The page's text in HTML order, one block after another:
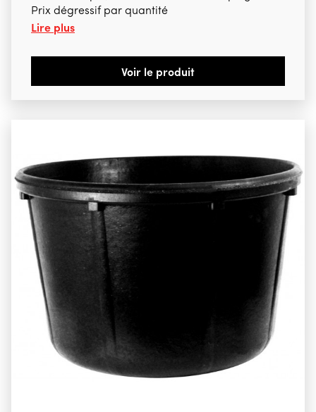
Prix dégressif par quantité
Lire plus
Voir le produit